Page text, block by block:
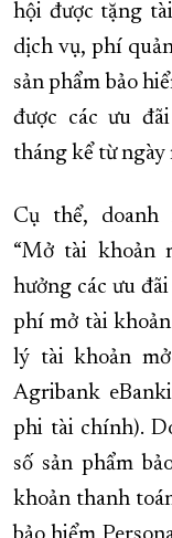
hội được tặng
dịch vụ, phí
sản phẩm bảo
được các ưu
tháng kể từ ngày
Cụ thể, doanh
“Mở tài khoản
hưởng các ưu
phí mở tài
lý tài khoản
Agribank
phi tài chính).
số sản phẩm
khoản thanh